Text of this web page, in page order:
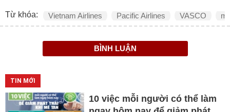
Từ khóa: Vietnam Airlines Pacific Airlines VASCO
BÌNH LUẬN
TIN MỚI
10 việc mỗi người có thể làm